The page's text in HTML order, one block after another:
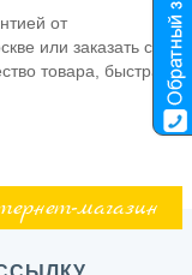
от
или заказать с
товара, быстрая
магазин